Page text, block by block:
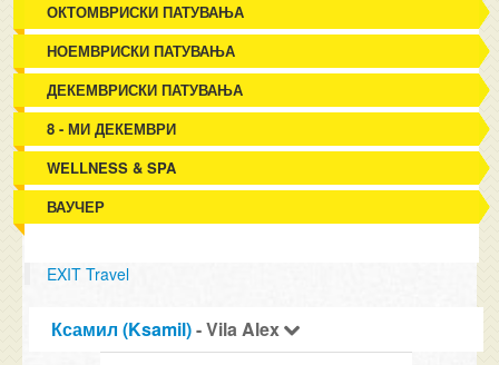
ОКТОМВРИСКИ ПАТУВАЊА
НОЕМВРИСКИ ПАТУВАЊА
ДЕКЕМВРИСКИ ПАТУВАЊА
8 - МИ ДЕКЕМВРИ
WELLNESS & SPA
ВАУЧЕР
EXIT Travel
Ксамил (Ksamil)- Vila Alex